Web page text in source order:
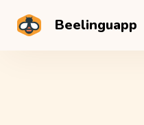
Beelinguapp